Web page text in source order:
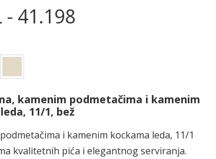
- 41.198
kamenim podmetačima i kamenim
11/1, bež
i kamenim kockama leda, 11/1
kvalitetnih pića i elegantnog serviranja.